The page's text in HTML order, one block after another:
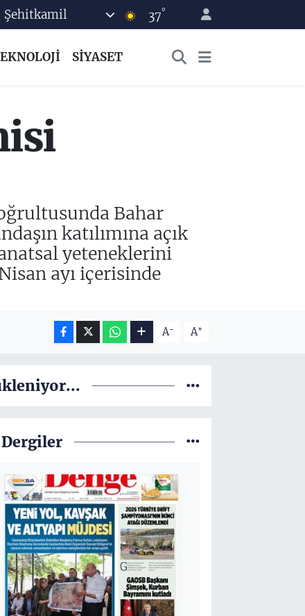
Şehitkamil 37°
SİYASET
Bahar
katılımına açık
yeteneklerini
ayı içerisinde
A- A+